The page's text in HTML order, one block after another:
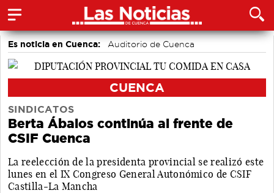
Es noticia en Cuenca: Auditorio de Cuenca
CUENCA
SINDICATOS
Berta Ábalos continúa al frente de
CSIF Cuenca
La reelección de la presidenta provincial se realizó este
lunes en el IX Congreso General Autonómico de CSIF
Castilla-La Mancha